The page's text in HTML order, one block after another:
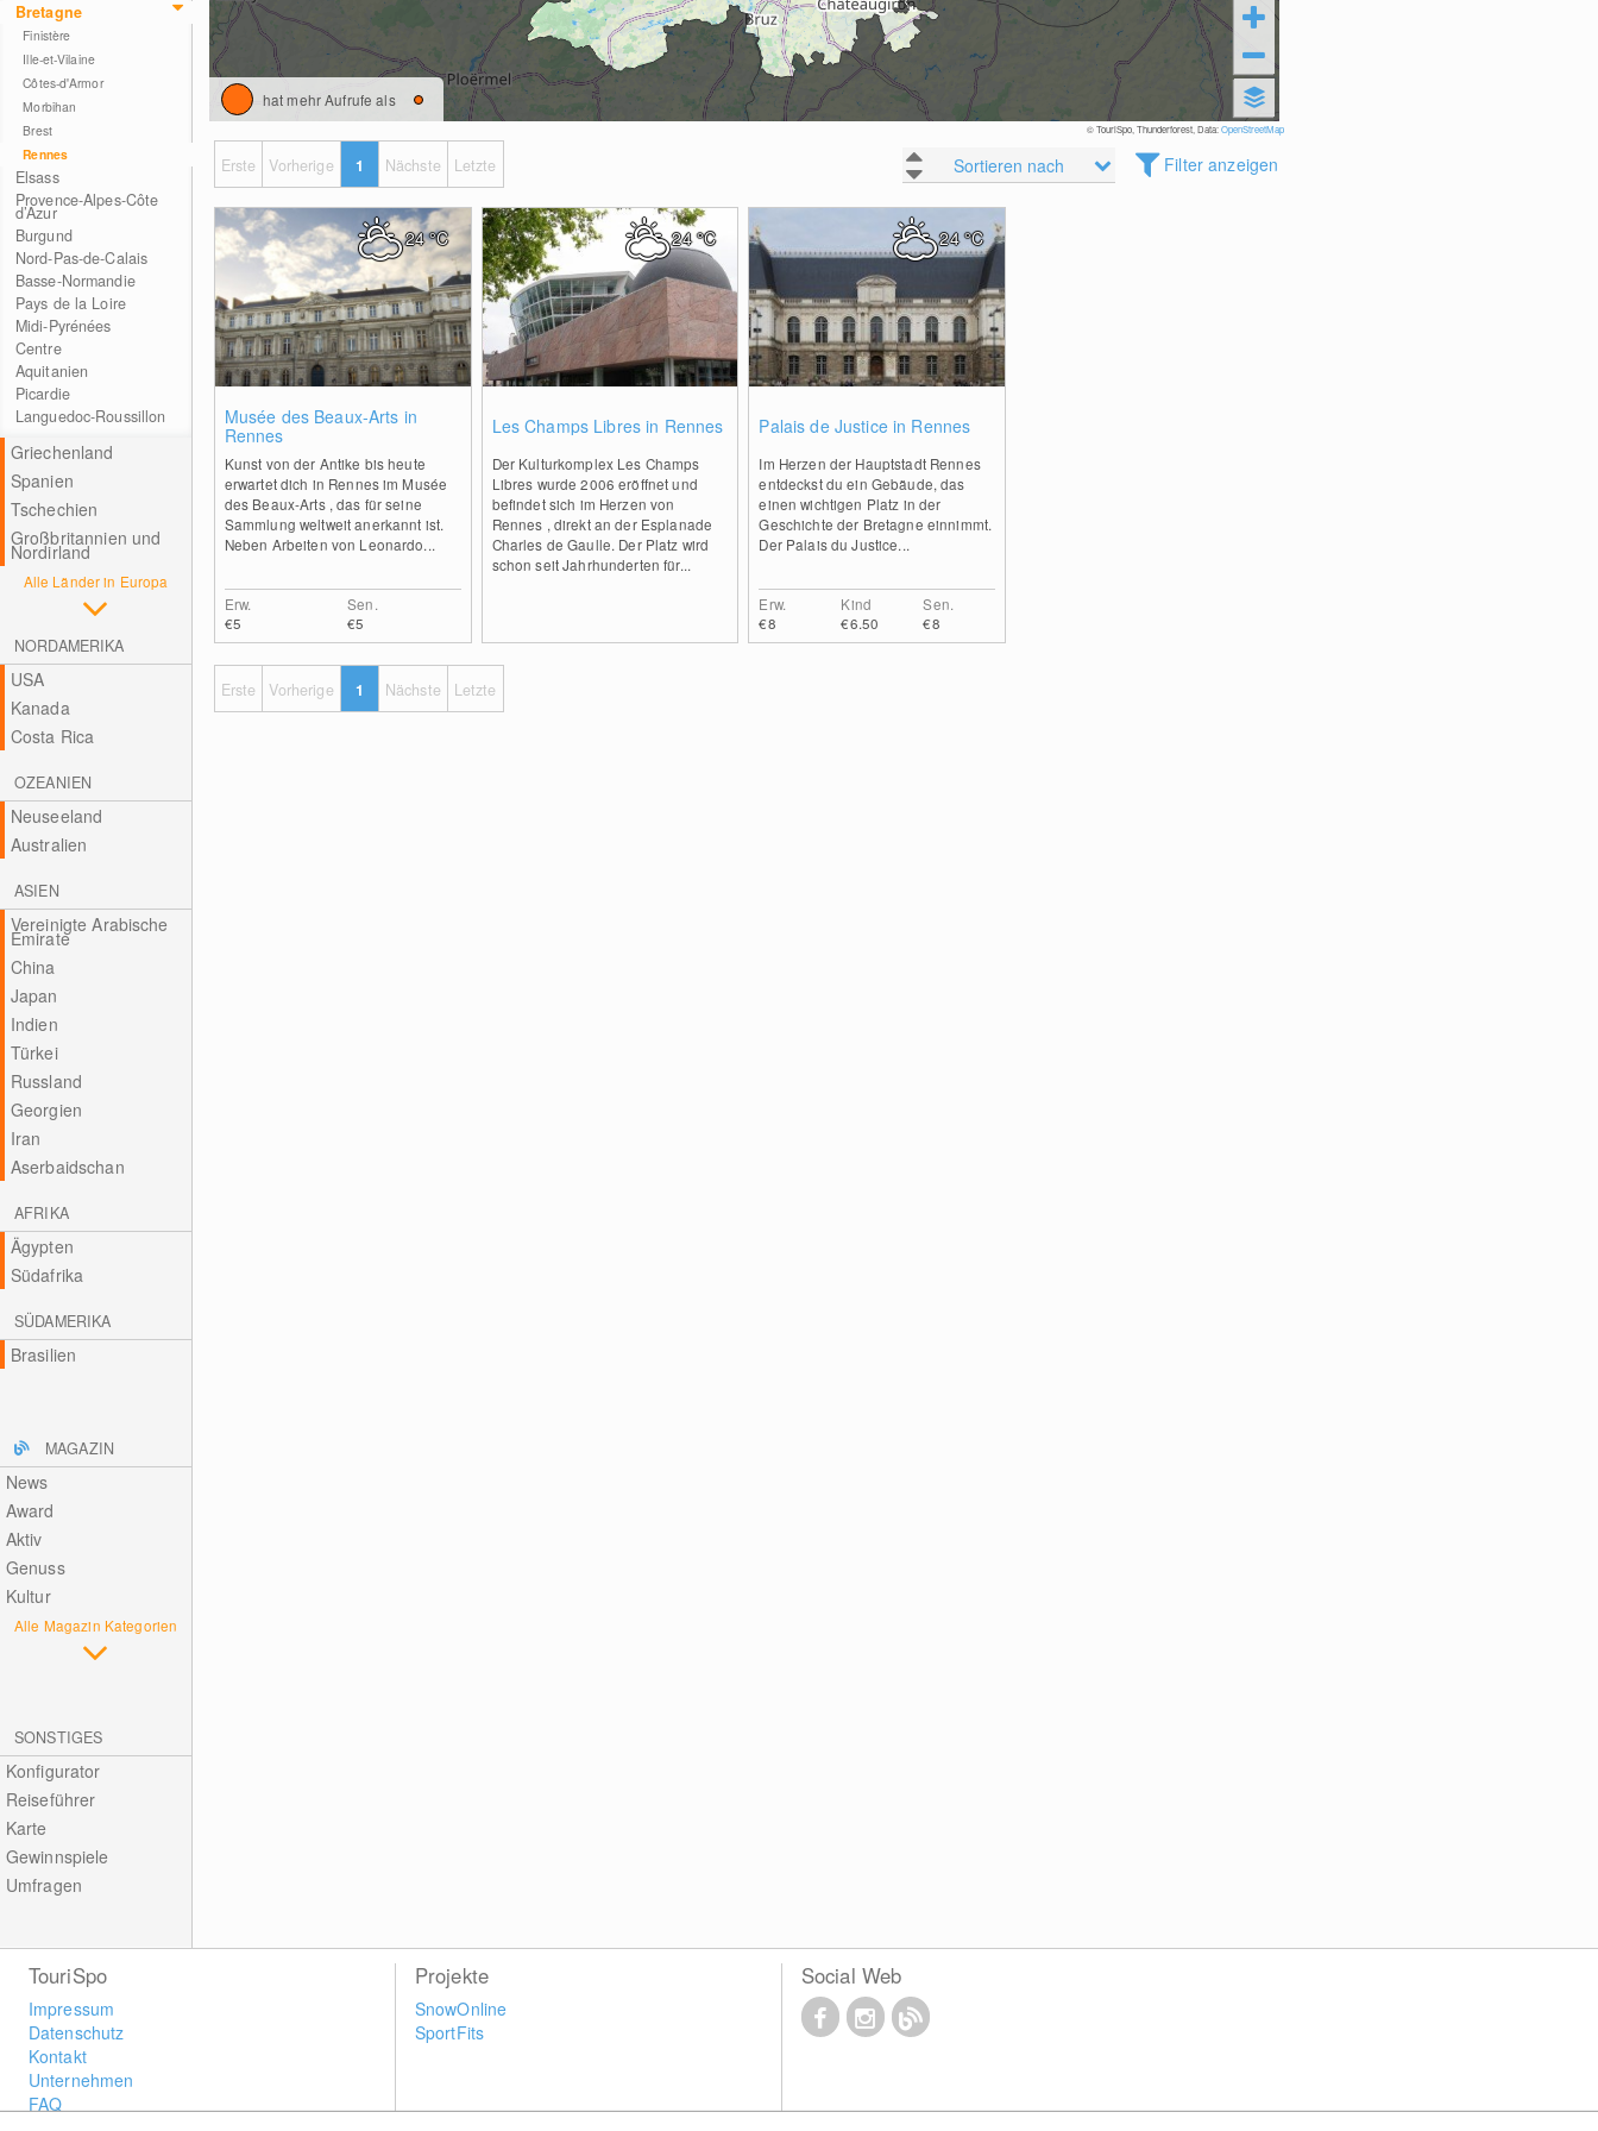
Bretagne
Finistère
Ille-et-Vilaine
Côtes-d'Armor
Morbihan
Brest
Rennes
Elsass
Provence-Alpes-Côte
d’Azur
Burgund
Nord-Pas-de-Calais
Basse-Normandie
Pays de la Loire
Midi-Pyrénées
Centre
Aquitanien
Picardie
Languedoc-Roussillon
Griechenland
Spanien
Tschechien
Großbritannien und
Nordirland
Alle Länder in Europa
NORDAMERIKA
USA
Kanada
Costa Rica
OZEANIEN
Neuseeland
Australien
ASIEN
Vereinigte Arabische
Emirate
China
Japan
Indien
Türkei
Russland
Georgien
Iran
Aserbaidschan
AFRIKA
Ägypten
Südafrika
SÜDAMERIKA
Brasilien
MAGAZIN
News
Award
Aktiv
Genuss
Kultur
Alle Magazin Kategorien
SONSTIGES
Konfigurator
Reiseführer
Karte
Gewinnspiele
Umfragen
hat mehr Aufrufe als
© TouriSpo, Thunderforest, Data:OpenStreetMap
Sortieren nach Filter anzeigen
Erste Vorherige 1 Nächste Letzte
Musée des Beaux-Arts in
Rennes
Kunst von der Antike bis heute
erwartet dich in Rennes im Musée
des Beaux-Arts , das für seine
Sammlung weltweit anerkannt ist.
Neben Arbeiten von Leonardo...
Erw.
€5
Sen.
€5
24°C
Les Champs Libres in Rennes
Der Kulturkomplex Les Champs
Libres wurde 2006 eröffnet und
befindet sich im Herzen von
Rennes , direkt an der Esplanade
Charles de Gaulle. Der Platz wird
schon seit Jahrhunderten für...
24°C
Palais de Justice in Rennes
Im Herzen der Hauptstadt Rennes
entdeckst du ein Gebäude, das
einen wichtigen Platz in der
Geschichte der Bretagne einnimmt.
Der Palais du Justice...
Erw.
€8
Kind
€6.50
Sen.
€8
24°C
Erste Vorherige 1 Nächste Letzte
TouriSpo
Impressum
Datenschutz
Kontakt
Unternehmen
FAQ
Projekte
SnowOnline
SportFits
Social Web